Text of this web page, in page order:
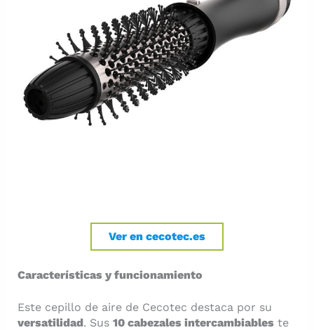
Ver en cecotec.es
Características y funcionamiento
Este cepillo de aire de Cecotec destaca por su
versatilidad. Sus 10 cabezales intercambiableste